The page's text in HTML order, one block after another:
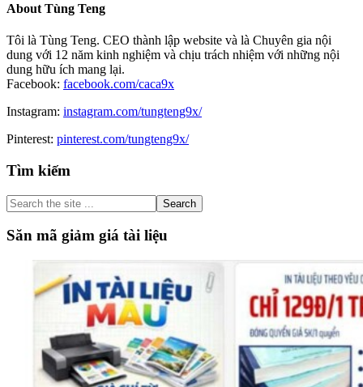
About Tùng Teng
Tôi là Tùng Teng. CEO thành lập website và là Chuyên gia nội
dung với 12 năm kinh nghiệm và chịu trách nhiệm với những nội
dung hữu ích mang lại.
Facebook: facebook.com/caca9x
Instagram: instagram.com/tungteng9x/
Pinterest: pinterest.com/tungteng9x/
Primary
Sidebar
Tìm kiếm
Search
the
site
...
Săn mã giảm giá tài liệu